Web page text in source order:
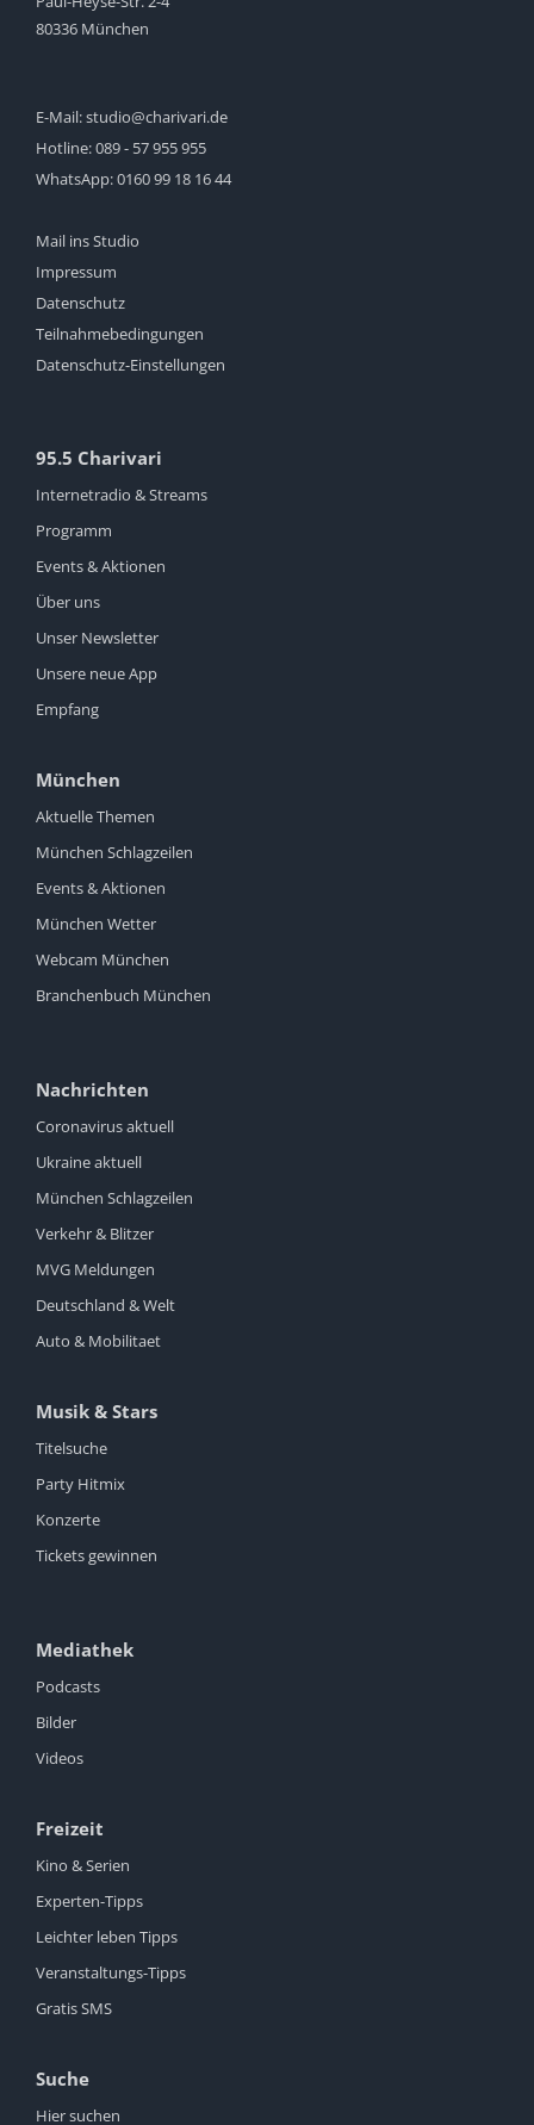
80336 München
E-Mail:studio@charivari.de
Hotline:089 - 57 955 955
WhatsApp:0160 99 18 16 44
Mail ins Studio
Impressum
Datenschutz
Teilnahmebedingungen
Datenschutz-Einstellungen
95.5 Charivari
Internetradio & Streams
Programm
Events & Aktionen
Über uns
Unser Newsletter
Unsere neue App
Empfang
München
Aktuelle Themen
München Schlagzeilen
Events & Aktionen
München Wetter
Webcam München
Branchenbuch München
Nachrichten
Coronavirus aktuell
Ukraine aktuell
München Schlagzeilen
Verkehr & Blitzer
MVG Meldungen
Deutschland & Welt
Auto & Mobilitaet
Musik & Stars
Titelsuche
Party Hitmix
Konzerte
Tickets gewinnen
Mediathek
Podcasts
Bilder
Videos
Freizeit
Kino & Serien
Experten-Tipps
Leichter leben Tipps
Veranstaltungs-Tipps
Gratis SMS
Suche
Hier suchen